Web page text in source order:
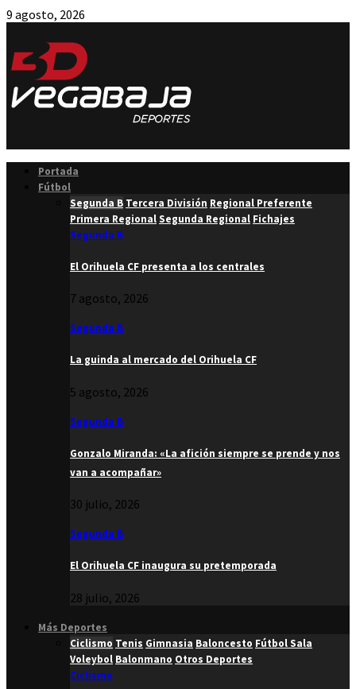
9 agosto, 2026
Portada
Fútbol
Segunda B Tercera División Regional Preferente
Primera RegionalSegunda Regional Fichajes
Segunda B
El Orihuela CF presenta a los centrales
7 agosto, 2026
Segunda B
La guinda al mercado del Orihuela CF
5 agosto, 2026
Segunda B
Gonzalo Miranda: «La afición siempre se prende y nos
van a acompañar»
30 julio, 2026
Segunda B
El Orihuela CF inaugura su pretemporada
28 julio, 2026
Más Deportes
Ciclismo Tenis Gimnasia Baloncesto Fútbol Sala
Voleybol Balonmano Otros Deportes
Ciclismo